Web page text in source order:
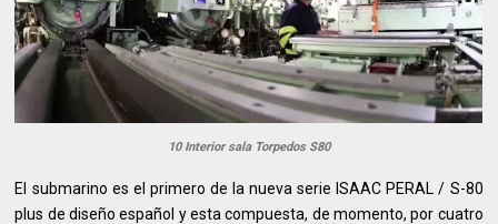
10 Interior sala Torpedos S80
El submarino es el primero de la nueva serie ISAAC PERAL / S-80
plus de diseño español y esta compuesta, de momento, por cuatro